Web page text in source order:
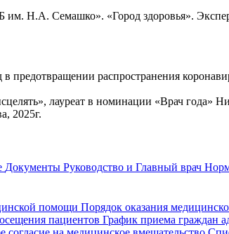
Н.А. Семашко». «Город здоровья».
распространения
лауреат в номинации «Врач года»
2025г.
Документы Руководство и Главный врач
помощи Порядок оказания
пациентов График приема граждан